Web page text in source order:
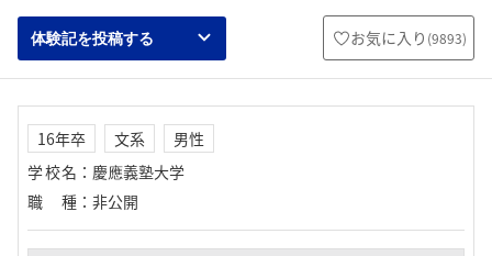
体験記を投稿する お気に入り (9893)
16年卒 文系
男性
学校名 ： 慶應義塾大学
職種 ： 非公開